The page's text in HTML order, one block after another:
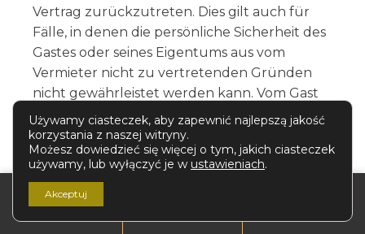
Vertrag zurückzutreten. Dies gilt auch für
Fälle, in denen die persönliche Sicherheit des
Gastes oder seines Eigentums aus vom
Vermieter nicht zu vertretenden Gründen
nicht gewährleistet werden kann. Vom Gast
geleistete Zahlungen werden unverzüglich
zurückerstattet, abzüglich der Beträge, die
für bereits erbrachte Leistungen geschuldet
werden.
SICHERHEIT VON SACHEN, SACHEN, DIE IM
Używamy ciasteczek, aby zapewnić najlepszą jakość
korzystania z naszej witryny.
Możesz dowiedzieć się więcej o tym, jakich ciasteczek
używamy, lub wyłączyć je w ustawieniach.
Akceptuj